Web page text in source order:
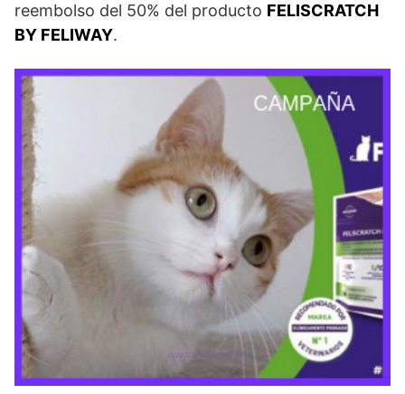
reembolso del 50% del producto FELISCRATCH
BY FELIWAY.